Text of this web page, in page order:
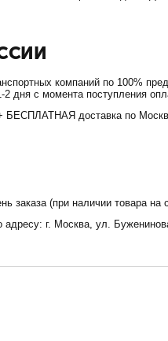
компаний по 100%
дня с момента поступления
БЕСПЛАТНАЯ доставка по
заказа (при наличии товара
адресу: г. Москва, ул.